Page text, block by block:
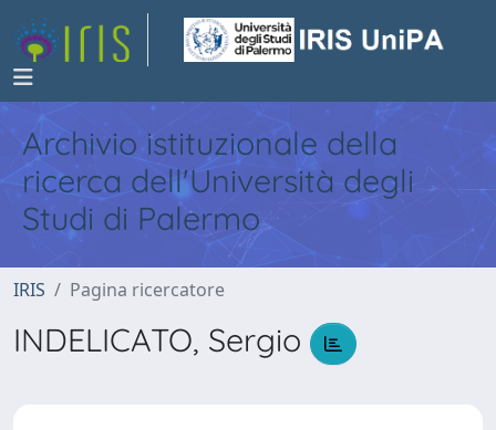
Archivio istituzionale della
ricerca dell'Università degli
Studi di Palermo
IRIS Pagina ricercatore
INDELICATO, Sergio